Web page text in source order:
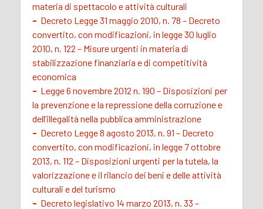
materia di spettacolo e attività culturali
- Decreto Legge 31 maggio 2010, n. 78 – Decreto
convertito, con modificazioni, in legge 30 luglio
2010, n. 122 – Misure urgenti in materia di
stabilizzazione finanziaria e di competitività
economica
- Legge 6 novembre 2012 n. 190 – Disposizioni per
la prevenzione e la repressione della corruzione e
dell’illegalità nella pubblica amministrazione
- Decreto Legge 8 agosto 2013, n. 91 – Decreto
convertito, con modificazioni, in legge 7 ottobre
2013, n. 112 – Disposizioni urgenti per la tutela, la
valorizzazione e il rilancio dei beni e delle attività
culturali e del turismo
- Decreto legislativo 14 marzo 2013, n. 33 –